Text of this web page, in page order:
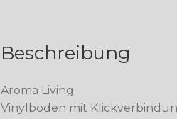
Beschreibung
Aroma Living
Vinylboden mit